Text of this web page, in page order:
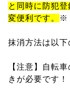
と同時に防犯
変便利です。
※
抹消方法は以下
【注意】自転
きが必要です！